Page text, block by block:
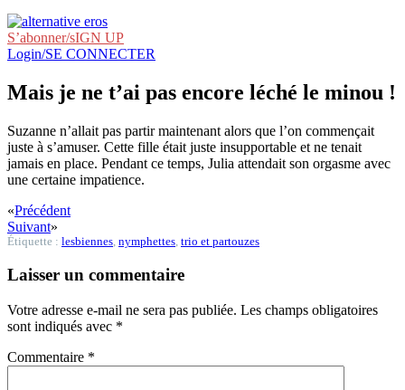
S’abonner/sIGN UP
Login/SE CONNECTER
Mais je ne t’ai pas encore léché le minou !
Suzanne n’allait pas partir maintenant alors que l’on commençait
juste à s’amuser. Cette fille était juste insupportable et ne tenait
jamais en place. Pendant ce temps, Julia attendait son orgasme avec
une certaine impatience.
«Précédent
Suivant»
Étiquette : lesbiennes nymphettes trio et partouzes
Laisser un commentaire
Votre adresse e-mail ne sera pas publiée. Les champs obligatoires
sont indiqués avec *
Commentaire *